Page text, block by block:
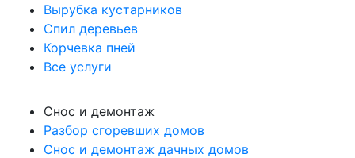
Вырубка кустарников
Спил деревьев
Корчевка пней
Все услуги
Снос и демонтаж
Разбор сгоревших домов
Снос и демонтаж дачных домов